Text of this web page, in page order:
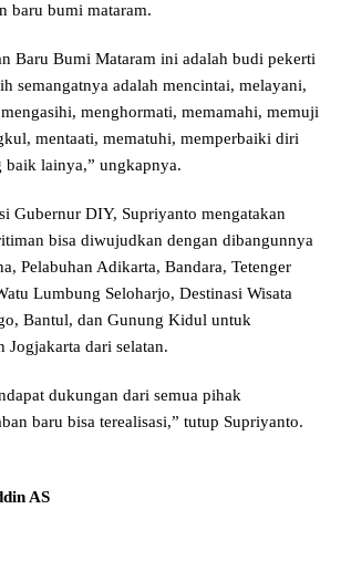
baru bumi mataram.
Baru Bumi Mataram ini adalah budi pekerti
semangatnya adalah mencintai, melayani,
menghormati, memamahi, memuji
mentaati, mematuhi, memperbaiki diri
baik lainya,” ungkapnya.
Gubernur DIY, Supriyanto mengatakan
bisa diwujudkan dengan dibangunnya
Pelabuhan Adikarta, Bandara, Tetenger
Lumbung Seloharjo, Destinasi Wisata
Bantul, dan Gunung Kidul untuk
Jogjakarta dari selatan.
dukungan dari semua pihak
baru bisa terealisasi,” tutup Supriyanto.
AS